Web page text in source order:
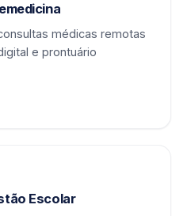
médicas remotas
e prontuário
Escolar